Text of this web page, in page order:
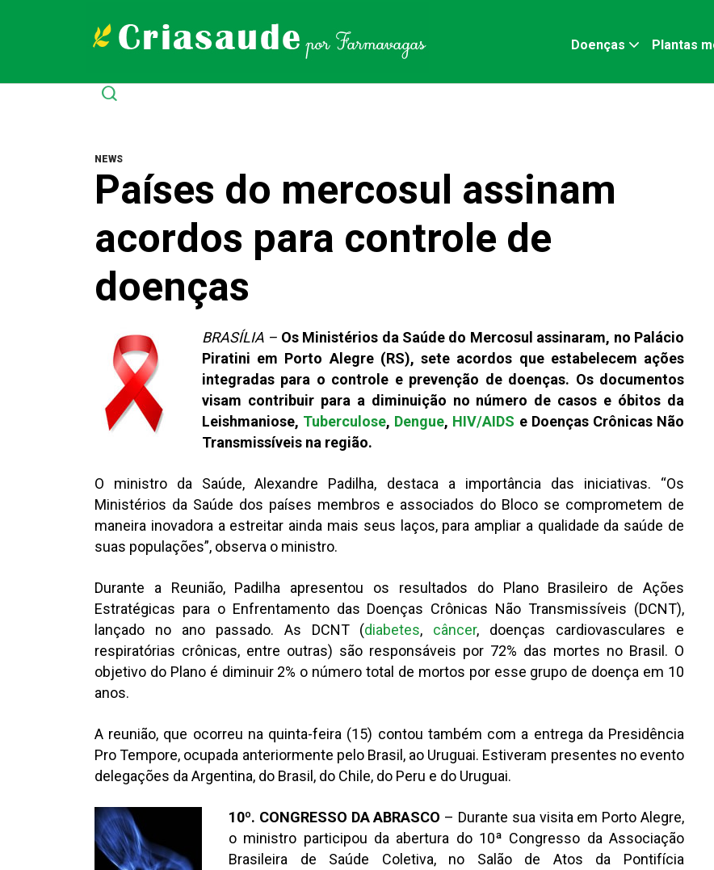
Doenças Plantas
NEWS
Países do mercosul assinam
acordos para controle de
doenças
BRASÍLIA – Os Ministérios da Saúde do Mercosul assinaram, no Palácio
Piratini em Porto Alegre (RS), sete acordos que estabelecem ações
integradas para o controle e prevenção de doenças. Os documentos
visam contribuir para a diminuição no número de casos e óbitos da
Leishmaniose, Tuberculose, Dengue, HIV/AIDS e Doenças Crônicas Não
Transmissíveis na região.
O ministro da Saúde, Alexandre Padilha, destaca a importância das iniciativas. “Os
Ministérios da Saúde dos países membros e associados do Bloco se comprometem de
maneira inovadora a estreitar ainda mais seus laços, para ampliar a qualidade da saúde de
suas populações”, observa o ministro.
Durante a Reunião, Padilha apresentou os resultados do Plano Brasileiro de Ações
Estratégicas para o Enfrentamento das Doenças Crônicas Não Transmissíveis (DCNT),
lançado no ano passado. As DCNT (diabetes, câncer, doenças cardiovasculares e
respiratórias crônicas, entre outras) são responsáveis por 72% das mortes no Brasil. O
objetivo do Plano é diminuir 2% o número total de mortos por esse grupo de doença em 10
anos.
A reunião, que ocorreu na quinta-feira (15) contou também com a entrega da Presidência
Pro Tempore, ocupada anteriormente pelo Brasil, ao Uruguai. Estiveram presentes no evento
delegações da Argentina, do Brasil, do Chile, do Peru e do Uruguai.
10º. CONGRESSO DA ABRASCO – Durante sua visita em Porto Alegre,
o ministro participou da abertura do 10ª Congresso da Associação
Brasileira de Saúde Coletiva, no Salão de Atos da Pontifícia